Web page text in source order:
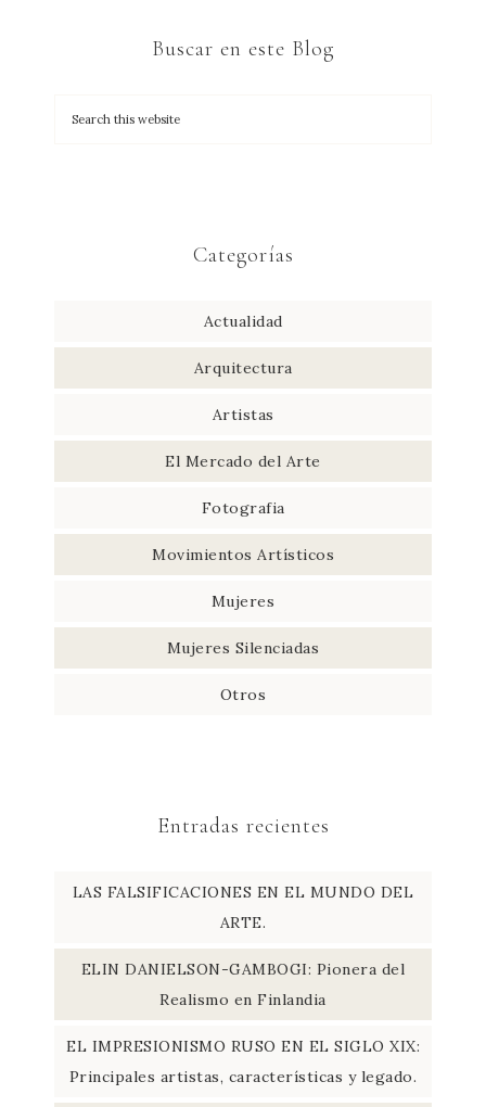
Buscar en este Blog
Categorías
Actualidad
Arquitectura
Artistas
El Mercado del Arte
Fotografia
Movimientos Artísticos
Mujeres
Mujeres Silenciadas
Otros
Entradas recientes
LAS FALSIFICACIONES EN EL MUNDO DEL
ARTE.
ELIN DANIELSON-GAMBOGI: Pionera del
Realismo en Finlandia
EL IMPRESIONISMO RUSO EN EL SIGLO XIX:
Principales artistas, características y legado.